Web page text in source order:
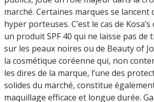
marché. Certaines marques se lancent
hyper porteuses. C’est le cas de
un produit SPF 40 qui ne laisse pas de
sur les peaux noires ou de Beauty of
la cosmétique coréenne qui, non
les dires de la marque, l’une des
solides du marché, constitue
maquillage efficace et longue durée.